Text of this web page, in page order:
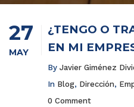
27
MAY
¿TENGO O
EN MI
By Javier Giménez
In Blog, Dirección,
0 Comment